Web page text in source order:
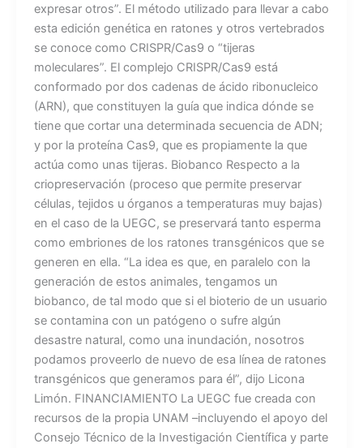
expresar otros”. El método utilizado para llevar a cabo
esta edición genética en ratones y otros vertebrados
se conoce como CRISPR/Cas9 o “tijeras
moleculares”. El complejo CRISPR/Cas9 está
conformado por dos cadenas de ácido ribonucleico
(ARN), que constituyen la guía que indica dónde se
tiene que cortar una determinada secuencia de ADN;
y por la proteína Cas9, que es propiamente la que
actúa como unas tijeras. Biobanco Respecto a la
criopreservación (proceso que permite preservar
células, tejidos u órganos a temperaturas muy bajas)
en el caso de la UEGC, se preservará tanto esperma
como embriones de los ratones transgénicos que se
generen en ella. “La idea es que, en paralelo con la
generación de estos animales, tengamos un
biobanco, de tal modo que si el bioterio de un usuario
se contamina con un patógeno o sufre algún
desastre natural, como una inundación, nosotros
podamos proveerlo de nuevo de esa línea de ratones
transgénicos que generamos para él”, dijo Licona
Limón. FINANCIAMIENTO La UEGC fue creada con
recursos de la propia UNAM –incluyendo el apoyo del
Consejo Técnico de la Investigación Científica y parte